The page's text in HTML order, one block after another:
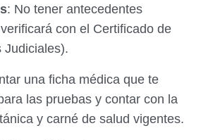
: No tener antecedentes
con el Certificado de
Judiciales).
una ficha médica que te
las pruebas y contar con la
y carné de salud vigentes.